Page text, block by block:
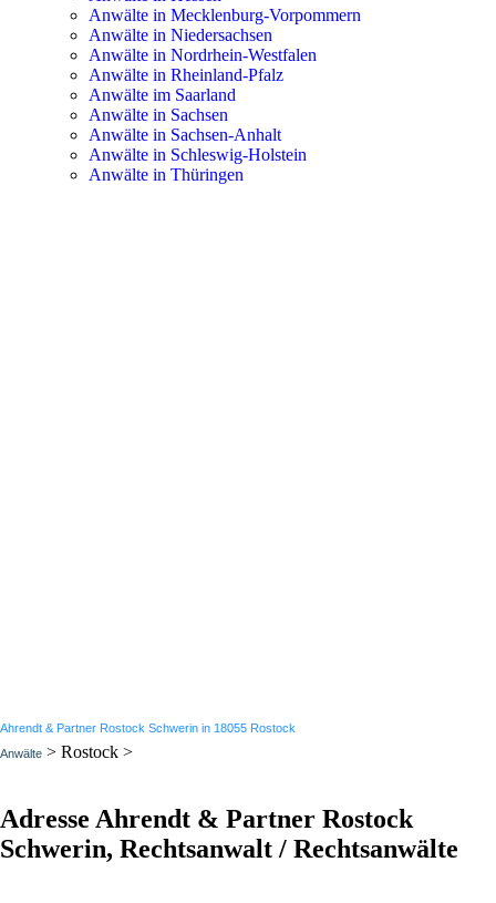
Anwälte in Mecklenburg-Vorpommern
Anwälte in Niedersachsen
Anwälte in Nordrhein-Westfalen
Anwälte in Rheinland-Pfalz
Anwälte im Saarland
Anwälte in Sachsen
Anwälte in Sachsen-Anhalt
Anwälte in Schleswig-Holstein
Anwälte in Thüringen
Ahrendt & Partner Rostock Schwerin in 18055 Rostock
Anwälte > Rostock >
Adresse Ahrendt & Partner Rostock
Schwerin, Rechtsanwalt / Rechtsanwälte